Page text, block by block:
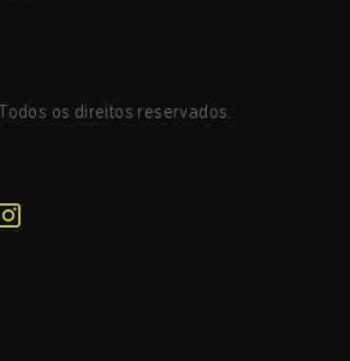
os direitos reservados.